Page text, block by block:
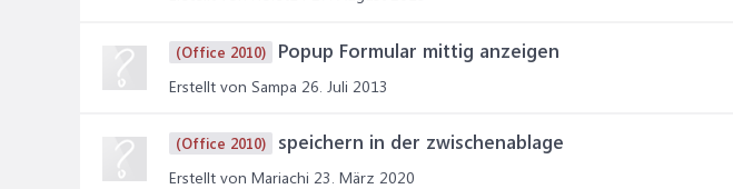
(Office 2010) Popup Formular mittig anzeigen
Erstellt von Sampa 26. Juli 2013
(Office 2010) speichern in der zwischenablage
Erstellt von Mariachi 23. März 2020